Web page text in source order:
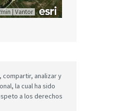
| Vantor
compartir, analizar y
la cual ha sido
a los derechos